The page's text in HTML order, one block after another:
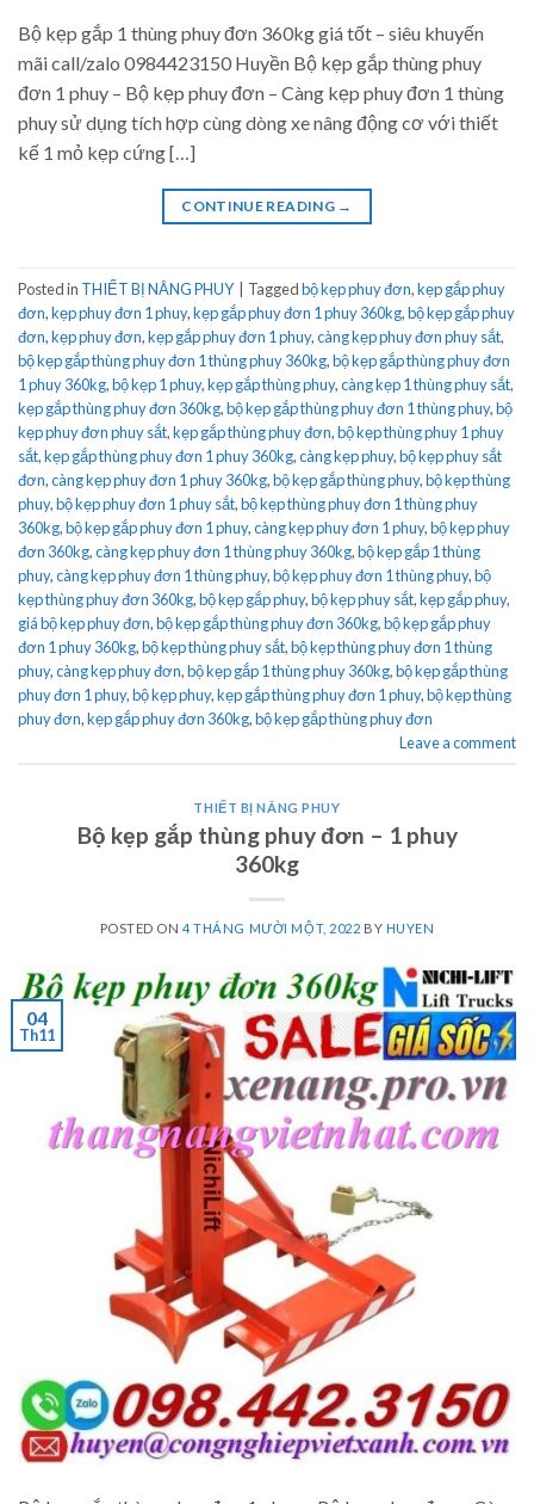
Bộ kẹp gắp 1 thùng phuy đơn 360kg giá tốt – siêu khuyến
mãi call/zalo 0984423150 Huyền Bộ kẹp gắp thùng phuy
đơn 1 phuy – Bộ kẹp phuy đơn – Càng kẹp phuy đơn 1 thùng
phuy sử dụng tích hợp cùng dòng xe nâng động cơ với thiết
kế 1 mỏ kẹp cứng […]
CONTINUE READING →
Posted in THIẾT BỊ NÂNG PHUY Taggedbộ kẹp phuy đơn,kẹp gắp phuy
đơn,kẹp phuy đơn 1 phuy,kẹp gắp phuy đơn 1 phuy 360kg,bộ kẹp gắp phuy
đơn,kẹp phuy đơn,kẹp gắp phuy đơn 1 phuy,càng kẹp phuy đơn phuy sắt,
bộ kẹp gắp thùng phuy đơn 1 thùng phuy 360kg,bộ kẹp gắp thùng phuy đơn
1 phuy 360kg,bộ kẹp 1 phuy,kẹp gắp thùng phuy,càng kẹp 1 thùng phuy sắt,
kẹp gắp thùng phuy đơn 360kg,bộ kẹp gắp thùng phuy đơn 1 thùng phuy,bộ
kẹp phuy đơn phuy sắt,kẹp gắp thùng phuy đơn,bộ kẹp thùng phuy 1 phuy
sắt,kẹp gắp thùng phuy đơn 1 phuy 360kg,càng kẹp phuy,bộ kẹp phuy sắt
đơn,càng kẹp phuy đơn 1 phuy 360kg,bộ kẹp gắp thùng phuy,bộ kẹp thùng
phuy,bộ kẹp phuy đơn 1 phuy sắt,bộ kẹp thùng phuy đơn 1 thùng phuy
360kg,bộ kẹp gắp phuy đơn 1 phuy,càng kẹp phuy đơn 1 phuy,bộ kẹp phuy
đơn 360kg,càng kẹp phuy đơn 1 thùng phuy 360kg,bộ kẹp gắp 1 thùng
phuy,càng kẹp phuy đơn 1 thùng phuy,bộ kẹp phuy đơn 1 thùng phuy,bộ
kẹp thùng phuy đơn 360kg,bộ kẹp gắp phuy,bộ kẹp phuy sắt,kẹp gắp phuy,
giá bộ kẹp phuy đơn,bộ kẹp gắp thùng phuy đơn 360kg,bộ kẹp gắp phuy
đơn 1 phuy 360kg,bộ kẹp thùng phuy sắt,bộ kẹp thùng phuy đơn 1 thùng
phuy,càng kẹp phuy đơn,bộ kẹp gắp 1 thùng phuy 360kg,bộ kẹp gắp thùng
phuy đơn 1 phuy,bộ kẹp phuy,kẹp gắp thùng phuy đơn 1 phuy,bộ kẹp thùng
phuy đơn,kẹp gắp phuy đơn 360kg,bộ kẹp gắp thùng phuy đơn
Leave a comment
THIẾT BỊ NÂNG PHUY
Bộ kẹp gắp thùng phuy đơn – 1 phuy
360kg
POSTED ON4 THÁNG MƯỜI MỘT, 2022 BY HUYEN
04
Th11